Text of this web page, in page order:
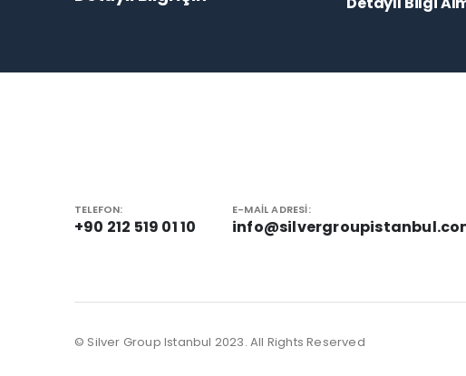
TELEFON:
+90 212 519 01 10
E-MAIL ADRESI:
© Silver Group Istanbul 2023. All Rights Reserved